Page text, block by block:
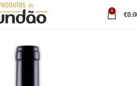
0
€